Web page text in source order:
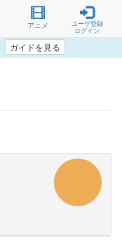
アニメ
ユーザ登録
ログイン
ガイドを見る